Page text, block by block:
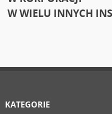
W WIELU INNYCH
KATEGORIE